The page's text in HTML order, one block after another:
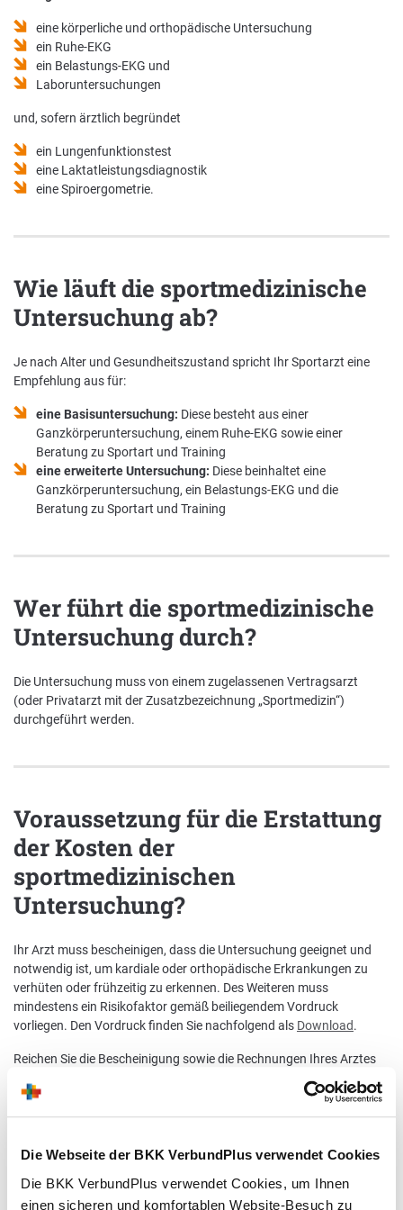
Die Webseite der BKK VerbundPlus verwendet Cookies
Die BKK VerbundPlus verwendet Cookies, um Ihnen
einen sicheren und komfortablen Website-Besuch zu
eine körperliche und orthopädische Untersuchung
ein Ruhe-EKG
ein Belastungs-EKG und
Laboruntersuchungen
und, sofern ärztlich begründet
ein Lungenfunktionstest
eine Laktatleistungsdiagnostik
eine Spiroergometrie.
Wie läuft die sportmedizinische
Untersuchung ab?
Je nach Alter und Gesundheitszustand spricht Ihr Sportarzt eine
Empfehlung aus für:
eine Basisuntersuchung: Diese besteht aus einer
Ganzkörperuntersuchung, einem Ruhe-EKG sowie einer
Beratung zu Sportart und Training
eine erweiterte Untersuchung: Diese beinhaltet eine
Ganzkörperuntersuchung, ein Belastungs-EKG und die
Beratung zu Sportart und Training
Wer führt die sportmedizinische
Untersuchung durch?
Die Untersuchung muss von einem zugelassenen Vertragsarzt
(oder Privatarzt mit der Zusatzbezeichnung „Sportmedizin“)
durchgeführt werden.
Voraussetzung für die Erstattung
der Kosten der
sportmedizinischen
Untersuchung?
Ihr Arzt muss bescheinigen, dass die Untersuchung geeignet und
notwendig ist, um kardiale oder orthopädische Erkrankungen zu
verhüten oder frühzeitig zu erkennen. Des Weiteren muss
mindestens ein Risikofaktor gemäß beiliegendem Vordruck
vorliegen. Den Vordruck finden Sie nachfolgend als Download.
Reichen Sie die Bescheinigung sowie die Rechnungen Ihres Arztes
Wir erstatten 80 % des Rechnungsbetrages, jedoch
maximal 60 EUR pro Untersuchung.
Wie oft kann diese Leistung in